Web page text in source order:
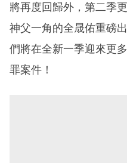
將再度回歸外， 第二季
神父一角的全晟佑重磅出
們將在全新一季迎來更
罪案件！